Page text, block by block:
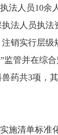
法人员10余
法人员执
销实行层
管并在综
药共3项，
施清单标准